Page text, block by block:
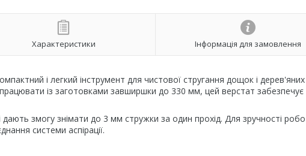
Характеристики Інформація для замовлення
і легкий інструмент для чистової стругання дощок і дерев'яних
із заготовками завширшки до 330 мм, цей верстат забезпечує
змогу знімати до 3 мм стружки за один прохід. Для зручності
системи аспірації.